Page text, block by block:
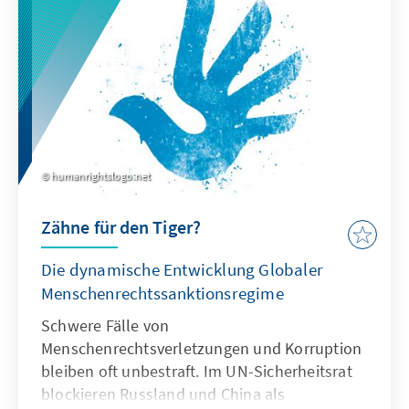
Netzwerke?
humanrightslogo.net
Zähne für den Tiger?
Die dynamische Entwicklung Globaler
Menschenrechtssanktionsregime
Schwere Fälle von
Menschenrechtsverletzungen und Korruption
bleiben oft unbestraft. Im UN-Sicherheitsrat
blockieren Russland und China als